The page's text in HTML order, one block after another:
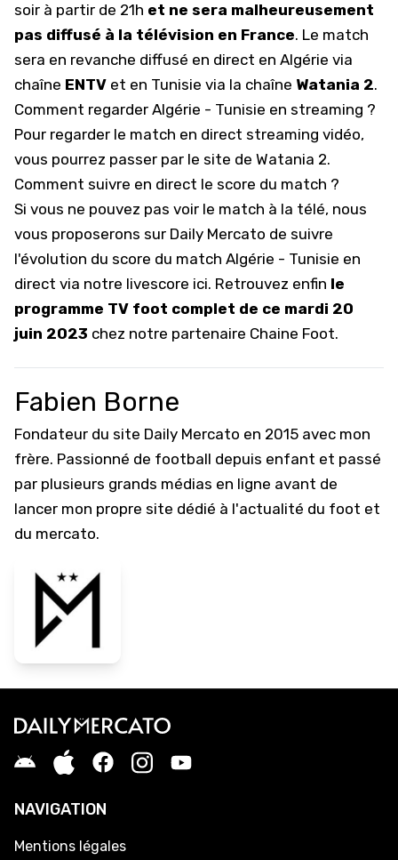
soir à partir de 21h et ne sera malheureusement
pas diffusé à la télévision en France. Le match
sera en revanche diffusé en direct en Algérie via
chaîne ENTV et en Tunisie via la chaîne Watania 2.
Comment regarder Algérie - Tunisie en streaming ?
Pour regarder le match en direct streaming vidéo,
vous pourrez passer par le site de Watania 2.
Comment suivre en direct le score du match ?
Si vous ne pouvez pas voir le match à la télé, nous
vous proposerons sur Daily Mercato de suivre
l'évolution du score du match Algérie - Tunisie en
direct via notre livescore ici. Retrouvez enfin le
programme TV foot complet de ce mardi 20
juin 2023 chez notre partenaire Chaine Foot.
Fabien Borne
Fondateur du site Daily Mercato en 2015 avec mon
frère. Passionné de football depuis enfant et passé
par plusieurs grands médias en ligne avant de
lancer mon propre site dédié à l'actualité du foot et
du mercato.
NAVIGATION
Mentions légales